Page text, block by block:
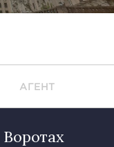
АГЕНТ